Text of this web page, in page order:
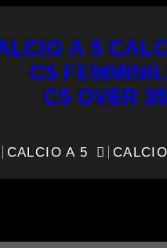
A 5
C5
C5 OVER 35
CALCIO A 5